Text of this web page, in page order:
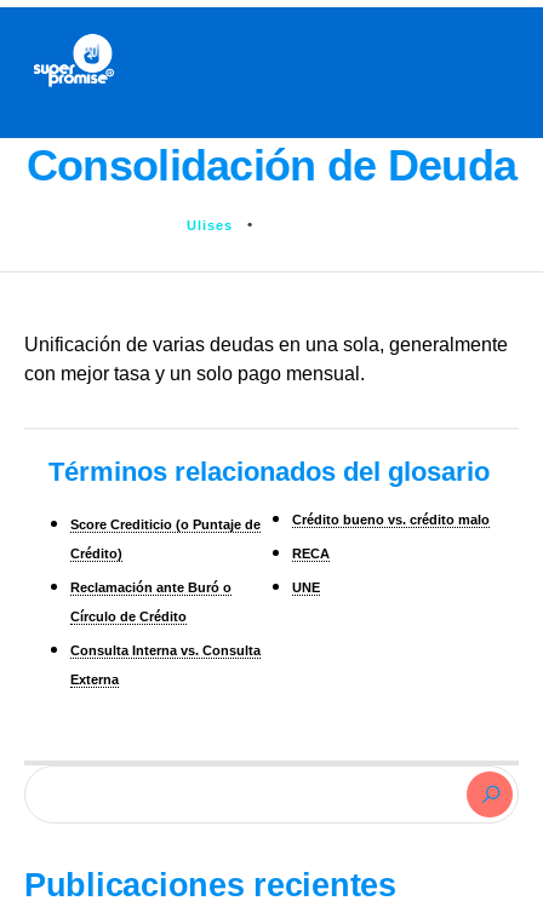
Consolidación de Deuda
Ulises
Unificación de varias deudas en una sola, generalmente
con mejor tasa y un solo pago mensual.
Términos relacionados del glosario
Score Crediticio (o Puntaje de
Crédito)
Reclamación ante Buró o
Círculo de Crédito
Consulta Interna vs. Consulta
Externa
Crédito bueno vs. crédito malo
RECA
UNE
Publicaciones recientes